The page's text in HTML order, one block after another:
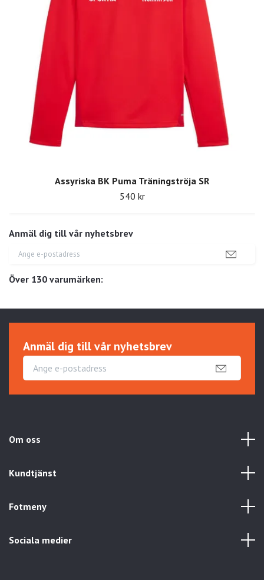
Anmäl dig till vår nyhetsbrev
Över 130 varumärken:
Assyriska BK Puma Träningströja SR
540 kr
Anmäl dig till vår nyhetsbrev
Om oss
Kundtjänst
Fotmeny
Sociala medier